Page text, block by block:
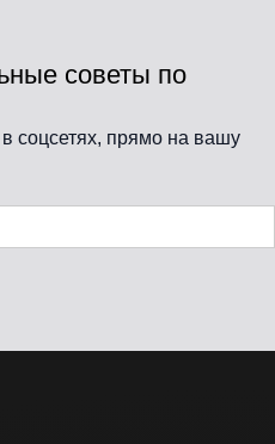
советы по
соцсетях, прямо на вашу